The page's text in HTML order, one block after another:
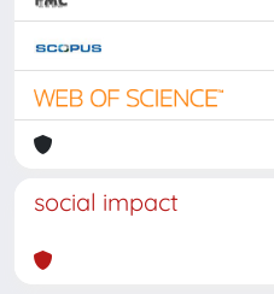
social impact